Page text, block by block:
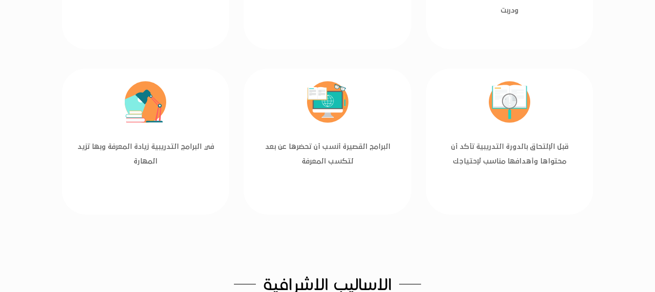
ودربت
قبل الإلتحاق بالدورة التدريبية تأكد أن
محتواها وأهدافها مناسب لإحتياجك
البرامج القصيرة أنسب أن تحضرها عن بعد
لتكسب المعرفة
في البرامج التدريبية زيادة المعرفة وبها تزيد
المهارة
الاساليب الاشرافية